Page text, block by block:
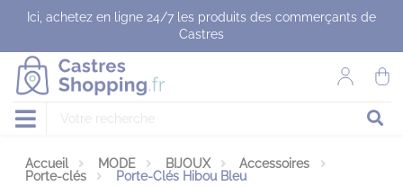
Ici, achetez en ligne 24/7 les produits des commerçants de
Castres
Accueil MODE BIJOUX
Accessoires
Porte-clés
Porte-Clés Hibou Bleu
Panneau de gestion des cookies